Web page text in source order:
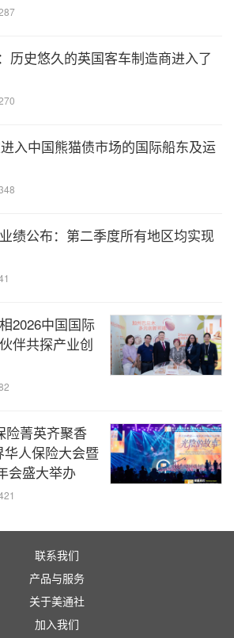
的动力、海伯动力、逸动科技、
上海泗赫、明士达、雅太、嘉世
场，共同织就船艇辉煌全产业
逐浪出海
入驻中国市场、国内企业出海提
的机会。展中，ICOMIA携一众
，就亚太地区及全球海洋休闲产
组讨论，双方以不同细分领域彼
进升级和探索，打开了2025年船艇
Meeting 游艇展国际商
效配合，交流重点布局电商等新兴
功率高达40%，配对会推动展商逐
国际市场发展变化，赋能外贸发
历史悠久的英国客车制造商进入了
入中国熊猫债市场的国际船东及运
绩公布：第二季度所有地区均实现
2026中国国际
伴共探产业创
险菁英齐聚香
人保险大会暨
会盛大举办
联系我们
产品与服务
关于美通社
加入我们